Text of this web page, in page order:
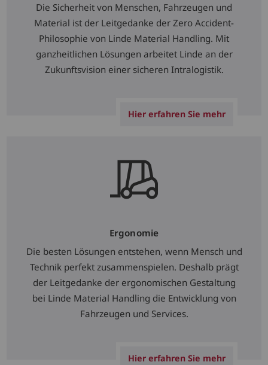
Die Sicherheit von Menschen, Fahrzeugen und
Material ist der Leitgedanke der Zero Accident-
Philosophie von Linde Material Handling. Mit
ganzheitlichen Lösungen arbeitet Linde an der
Zukunftsvision einer sicheren Intralogistik.
Hier erfahren Sie mehr
Ergonomie
Die besten Lösungen entstehen, wenn Mensch und
Technik perfekt zusammenspielen. Deshalb prägt
der Leitgedanke der ergonomischen Gestaltung
bei Linde Material Handling die Entwicklung von
Fahrzeugen und Services.
Hier erfahren Sie mehr